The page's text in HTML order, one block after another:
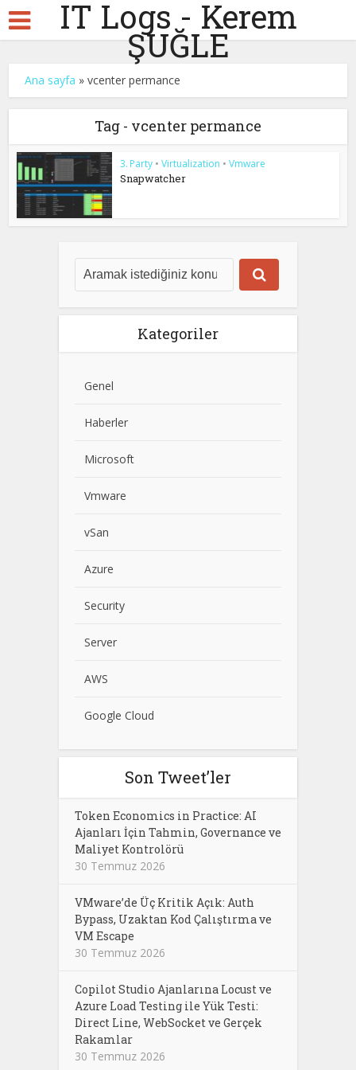
IT Logs - Kerem
ŞUĞLE
Ana sayfa »vcenter permance
Tag - vcenter permance
3. Party • Virtualization • Vmware
Snapwatcher
Kategoriler
Genel
Haberler
Microsoft
Vmware
vSan
Azure
Security
Server
AWS
Google Cloud
Son Tweet’ler
Token Economics in Practice: AI
Ajanları İçin Tahmin, Governance ve
Maliyet Kontrolörü
30 Temmuz 2026
VMware’de Üç Kritik Açık: Auth
Bypass, Uzaktan Kod Çalıştırma ve
VM Escape
30 Temmuz 2026
Copilot Studio Ajanlarına Locust ve
Azure Load Testing ile Yük Testi:
Direct Line, WebSocket ve Gerçek
Rakamlar
30 Temmuz 2026